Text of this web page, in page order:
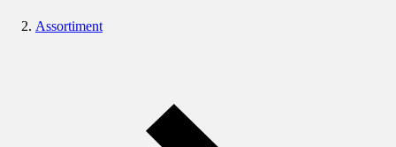
Assortiment